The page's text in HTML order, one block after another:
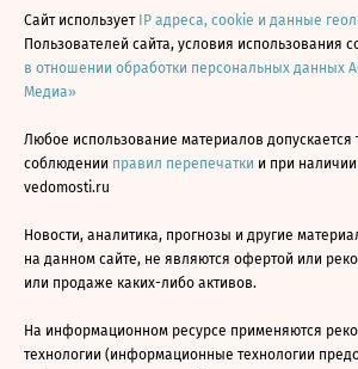
Сайт использует IP адреса, cookie и данные
Пользователей сайта, условия использования
в отношении обработки персональных данных
Медиа»
Любое использование материалов допускается
соблюдении правил перепечатки и при
vedomosti.ru
Новости, аналитика, прогнозы и другие
на данном сайте, не являются офертой или
или продаже каких-либо активов.
На информационном ресурсе применяются
технологии (информационные технологии